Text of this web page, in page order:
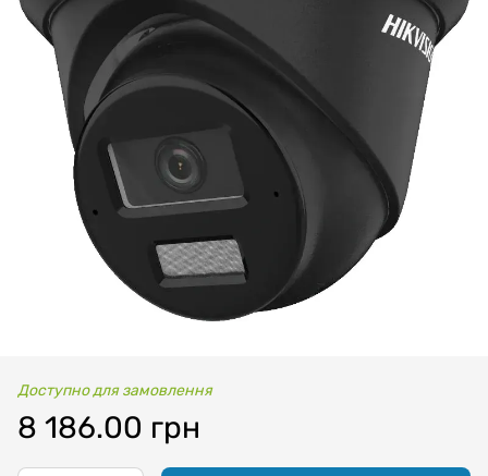
Доступно для замовлення
8 186.00 грн